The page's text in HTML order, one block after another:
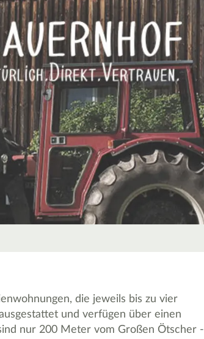
die jeweils bis zu vier
und verfügen über einen
nur 200 Meter vom Großen Ötscher -